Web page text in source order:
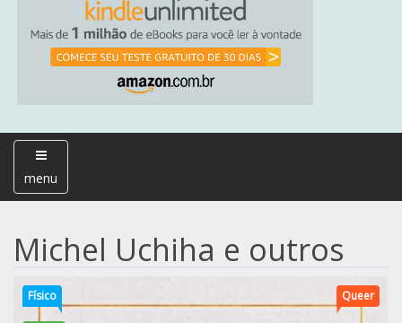
menu
Michel Uchiha e outros
Físico Queer